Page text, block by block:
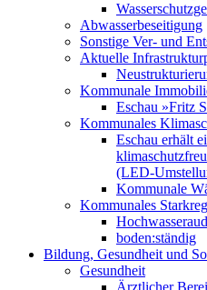
Abwasserbeseitigung
Sonstige Ver- und
Aktuelle
Kommunale
Eschau »Fritz
Kommunales
Eschau erhält
(LED-
Kommunale
Kommunales
boden:ständig
Bildung, Gesundheit und
Gesundheit
Ärztlicher